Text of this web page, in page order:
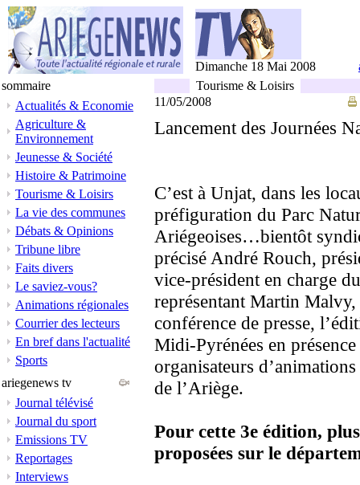
Dimanche 18 Mai 2008
sommaire
Actualités & Economie
Agriculture &
Environnement
Jeunesse & Société
Histoire & Patrimoine
Tourisme & Loisirs
La vie des communes
Débats & Opinions
Tribune libre
Faits divers
Le saviez-vous?
Animations régionales
Courrier des lecteurs
En bref dans l'actualité
Sports
ariegenews tv
Journal télévisé
Journal du sport
Emissions TV
Reportages
Interviews
Tourisme & Loisirs
11/05/2008
Lancement des Journées
C’est à Unjat, dans les
préfiguration du Parc
Ariégeoises…bientôt
précisé André Rouch,
vice-président en charge
représentant Martin Malvy,
conférence de presse,
Midi-Pyrénées en
organisateurs
de l’Ariège.
Pour cette 3e édition,
proposées sur le